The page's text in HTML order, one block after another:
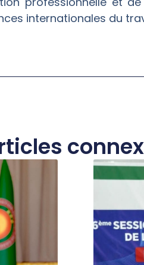
internationales du